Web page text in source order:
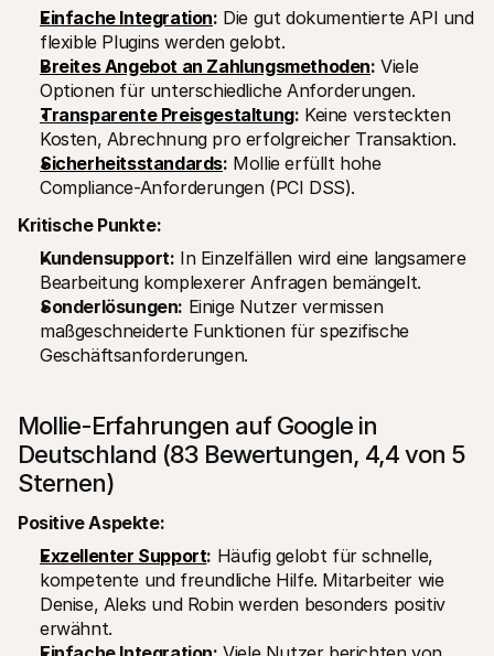
Einfache Integration: Die gut dokumentierte API und
flexible Plugins werden gelobt.
Breites Angebot an Zahlungsmethoden: Viele
Optionen für unterschiedliche Anforderungen.
Transparente Preisgestaltung: Keine versteckten
Kosten, Abrechnung pro erfolgreicher Transaktion.
Sicherheitsstandards: Mollie erfüllt hohe
Compliance-Anforderungen (PCI DSS).
Kritische Punkte:
Kundensupport: In Einzelfällen wird eine langsamere
Bearbeitung komplexerer Anfragen bemängelt.
Sonderlösungen: Einige Nutzer vermissen
maßgeschneiderte Funktionen für spezifische
Geschäftsanforderungen.
Mollie-Erfahrungen auf Google in
Deutschland (83 Bewertungen, 4,4 von 5
Sternen)
Positive Aspekte:
Exzellenter Support: Häufig gelobt für schnelle,
kompetente und freundliche Hilfe. Mitarbeiter wie
Denise, Aleks und Robin werden besonders positiv
erwähnt.